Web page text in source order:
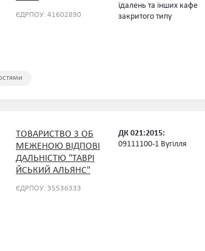
ЄДРПОУ: 41602890
їдалень та інших кафе
закритого типу
ТОВАРИСТВО З ОБ
МЕЖЕНОЮ ВІДПОВІ
ДАЛЬНІСТЮ "ТАВРІ
ЙСЬКИЙ АЛЬЯНС"
ЄДРПОУ: 35536333
ДК 021:2015:
09111100-1 Вугілля